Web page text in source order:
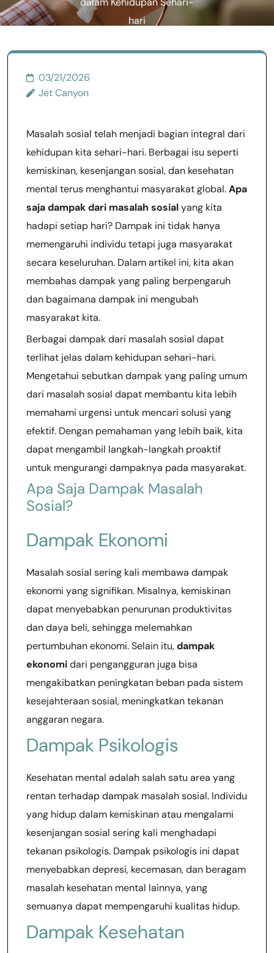
dalam Kehidupan Sehari-
hari
03/21/2026
Jet Canyon
Masalah sosial telah menjadi bagian integral dari
kehidupan kita sehari-hari. Berbagai isu seperti
kemiskinan, kesenjangan sosial, dan kesehatan
mental terus menghantui masyarakat global.Apa
saja dampak dari masalah sosialyang kita
hadapi setiap hari? Dampak ini tidak hanya
memengaruhi individu tetapi juga masyarakat
secara keseluruhan. Dalam artikel ini, kita akan
membahas dampak yang paling berpengaruh
dan bagaimana dampak ini mengubah
masyarakat kita.
Berbagai dampak dari masalah sosial dapat
terlihat jelas dalam kehidupan sehari-hari.
Mengetahui sebutkan dampak yang paling umum
dari masalah sosial dapat membantu kita lebih
memahami urgensi untuk mencari solusi yang
efektif. Dengan pemahaman yang lebih baik, kita
dapat mengambil langkah-langkah proaktif
untuk mengurangi dampaknya pada masyarakat.
Apa Saja Dampak Masalah
Sosial?
Dampak Ekonomi
Masalah sosial sering kali membawa dampak
ekonomi yang signifikan. Misalnya, kemiskinan
dapat menyebabkan penurunan produktivitas
dan daya beli, sehingga melemahkan
pertumbuhan ekonomi. Selain itu,dampak
ekonomidari pengangguran juga bisa
mengakibatkan peningkatan beban pada sistem
kesejahteraan sosial, meningkatkan tekanan
anggaran negara.
Dampak Psikologis
Kesehatan mental adalah salah satu area yang
rentan terhadap dampak masalah sosial. Individu
yang hidup dalam kemiskinan atau mengalami
kesenjangan sosial sering kali menghadapi
tekanan psikologis. Dampak psikologis ini dapat
menyebabkan depresi, kecemasan, dan beragam
masalah kesehatan mental lainnya, yang
semuanya dapat mempengaruhi kualitas hidup.
Dampak Kesehatan